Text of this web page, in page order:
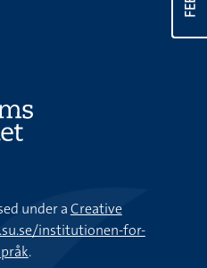
under aCreative
institutionen-for-
.